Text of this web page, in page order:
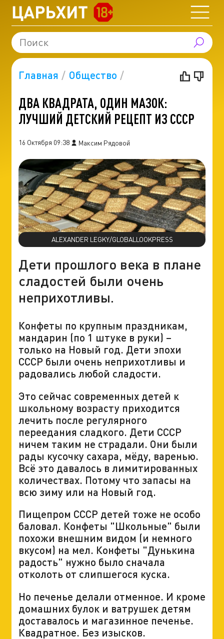
Главная Общество
ДВА КВАДРАТА, ОДИН МАЗОК:
ЛУЧШИЙ ДЕТСКИЙ РЕЦЕПТ ИЗ СССР
16 Октября 09:38 Максим Рядовой
ALEXANDER LEGKY/GLOBALLOOKPRESS
Дети прошлого века в плане
сладостей были очень
неприхотливы.
Конфеты по крупным праздникам,
мандарин (по 1 штуке в руки) –
только на Новый год. Дети эпохи
СССР были очень неприхотливы и
радовались любой сладости.
Это сейчас современных детей к
школьному возрасту приходится
лечить после регулярного
переедания сладкого. Дети СССР
ничем таким не страдали. Они были
рады кусочку сахара, мёду, варенью.
Всё это давалось в лимитированных
количествах. Потому что запасы на
всю зиму или на Новый год.
Пищепром СССР детей тоже не особо
баловал. Конфеты "Школьные" были
похожи внешним видом (и немного
вкусом) на мел. Конфеты "Дунькина
радость" нужно было сначала
отколоть от слипшегося куска.
Но печенье делали отменное. И кроме
домашних булок и ватрушек детям
доставалось и магазинное печенье.
Квадратное. Без изысков.